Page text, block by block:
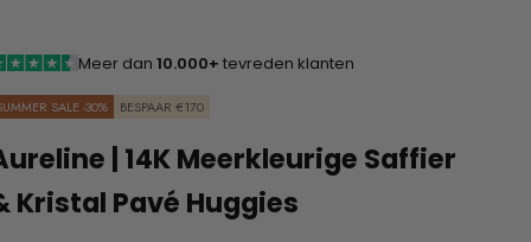
Meer dan 10.000+ tevreden klanten
SALE -30% BESPAAR €170
| 14K Meerkleurige Saffier
Kristal Pavé Huggies